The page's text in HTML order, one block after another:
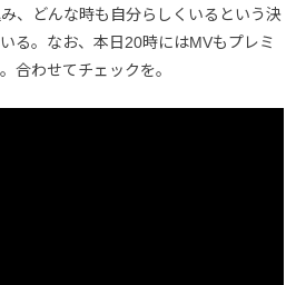
、どんな時も自分らしくいるという決
る。なお、本日20時にはMVもプレミ
合わせてチェックを。